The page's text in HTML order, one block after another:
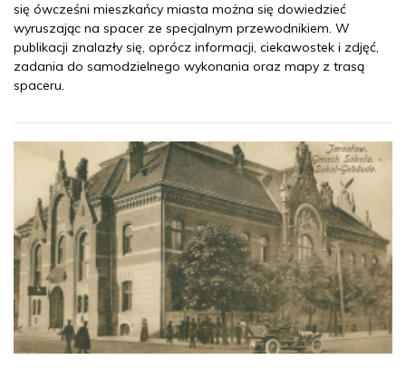
się ówcześni mieszkańcy miasta można się dowiedzieć
wyruszając na spacer ze specjalnym przewodnikiem. W
publikacji znalazły się, oprócz informacji, ciekawostek i zdjęć,
zadania do samodzielnego wykonania oraz mapy z trasą
spaceru.